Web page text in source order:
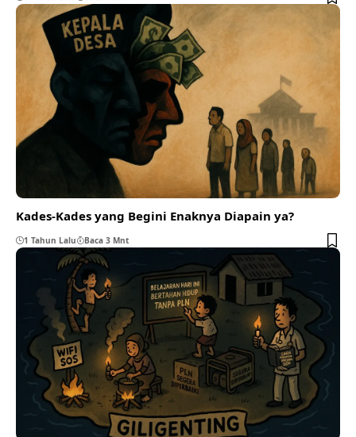
Kades-Kades yang Begini Enaknya Diapain ya?
1 Tahun Lalu Baca 3 Mnt